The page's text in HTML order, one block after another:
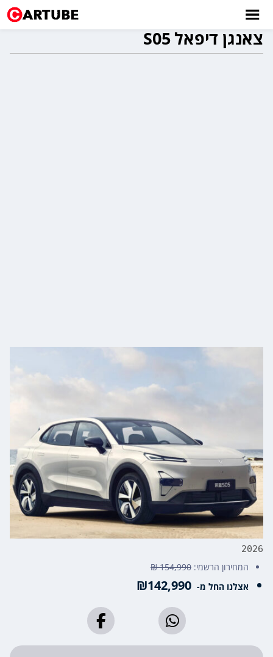
צאנגן דיפאל S05
2026
המחירון הרשמי: 154,990 ₪
אצלנו החל מ-